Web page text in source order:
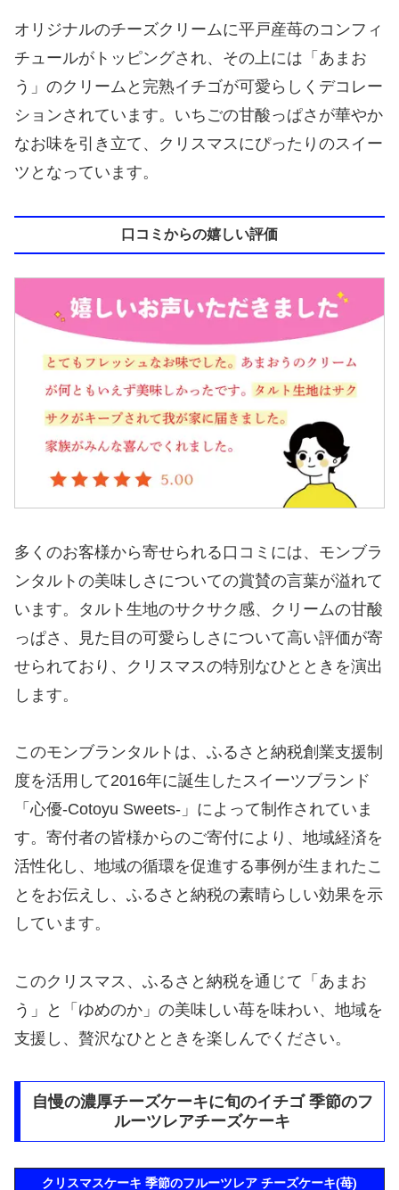
オリジナルのチーズクリームに平戸産苺のコンフィ
チュールがトッピングされ、その上には「あまお
う」のクリームと完熟イチゴが可愛らしくデコレー
ションされています。いちごの甘酸っぱさが華やか
なお味を引き立て、クリスマスにぴったりのスイー
ツとなっています。
口コミからの嬉しい評価
多くのお客様から寄せられる口コミには、モンブラ
ンタルトの美味しさについての賞賛の言葉が溢れて
います。タルト生地のサクサク感、クリームの甘酸
っぱさ、見た目の可愛らしさについて高い評価が寄
せられており、クリスマスの特別なひとときを演出
します。
​このモンブランタルトは、ふるさと納税創業支援制
度を活用して2016年に誕生したスイーツブランド
「心優-Cotoyu Sweets-」によって制作されていま
す。寄付者の皆様からのご寄付により、地域経済を
活性化し、地域の循環を促進する事例が生まれたこ
とをお伝えし、ふるさと納税の素晴らしい効果を示
しています。
このクリスマス、ふるさと納税を通じて「あまお
う」と「ゆめのか」の美味しい苺を味わい、地域を
支援し、贅沢なひとときを楽しんでください。
自慢の濃厚チーズケーキに旬のイチゴ 季節のフ
ルーツレアチーズケーキ
クリスマスケーキ 季節のフルーツレア チーズケーキ(苺)